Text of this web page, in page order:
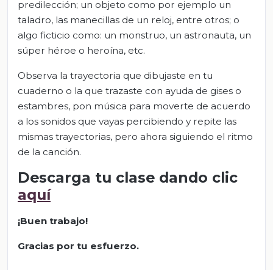
predilección; un objeto como por ejemplo un
taladro, las manecillas de un reloj, entre otros; o
algo ficticio como: un monstruo, un astronauta, un
súper héroe o heroína, etc.
Observa la trayectoria que dibujaste en tu
cuaderno o la que trazaste con ayuda de gises o
estambres, pon música para moverte de acuerdo
a los sonidos que vayas percibiendo y repite las
mismas trayectorias, pero ahora siguiendo el ritmo
de la canción.
Descarga tu clase dando clic
aquí
¡Buen trabajo!
Gracias por tu esfuerzo.